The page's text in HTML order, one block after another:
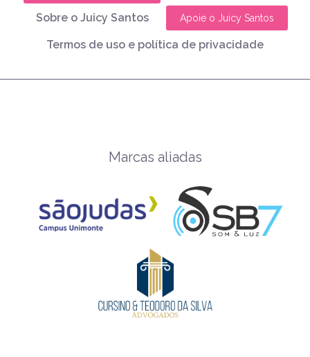
Sobre o Juicy Santos Apoie o Juicy Santos
Termos de uso e política de privacidade
Marcas aliadas